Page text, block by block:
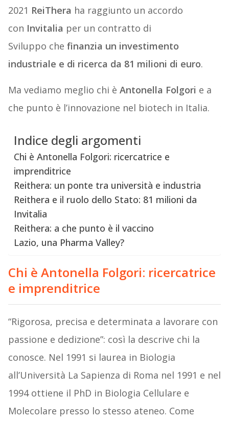
2021 ReiThera ha raggiunto un accordo
con Invitalia per un contratto di
Sviluppo che finanzia un investimento
industriale e di ricerca da 81 milioni di euro.
Ma vediamo meglio chi è Antonella Folgori e a
che punto è l’innovazione nel biotech in Italia.
Indice degli argomenti
Chi è Antonella Folgori: ricercatrice e
imprenditrice
Reithera: un ponte tra università e industria
Reithera e il ruolo dello Stato: 81 milioni da
Invitalia
Reithera: a che punto è il vaccino
Lazio, una Pharma Valley?
Chi è Antonella Folgori: ricercatrice
e imprenditrice
“Rigorosa, precisa e determinata a lavorare con
passione e dedizione”: così la descrive chi la
conosce. Nel 1991 si laurea in Biologia
all’Università La Sapienza di Roma nel 1991 e nel
1994 ottiene il PhD in Biologia Cellulare e
Molecolare presso lo stesso ateneo. Come